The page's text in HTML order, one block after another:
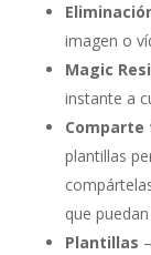
imagen o
Magic
instante a
Comparte
plantillas
que
Plantillas